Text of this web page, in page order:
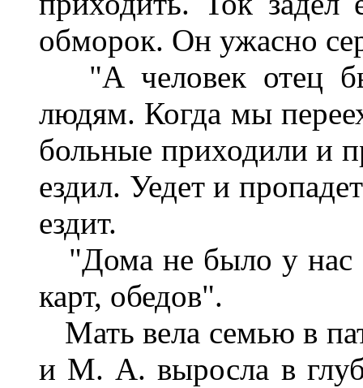
обморок. Он ужасно
"А человек отец
людям. Когда мы
больные приходили и
ездил. Уедет и
ездит.
"Дома не было у нас
карт, обедов".
Мать вела семью в
и М. А. выросла в